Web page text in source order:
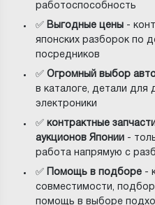
работоспособность
✅ Выгодные цены -
японских разборок по
посредников
✅Огромный выбор
в каталоге, детали для
электроники
✅ контрактные
аукционов Японии -
работа напрямую с
✅ Помощь в подборе -
совместимости, подбор
помощь в выборе